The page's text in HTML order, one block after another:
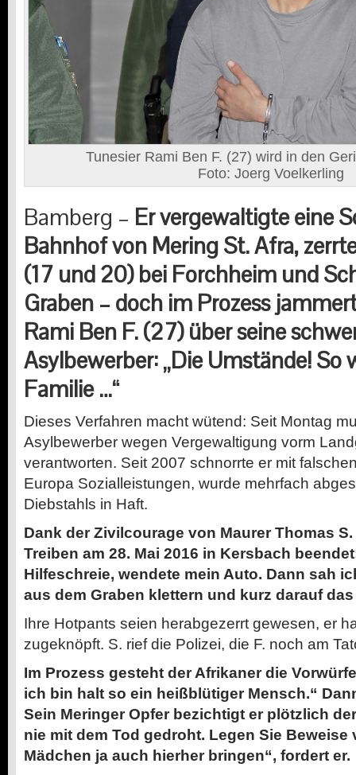
Tunesier Rami Ben F. (27) wird in den
Foto: Joerg Voelkerling
Bamberg – Er vergewaltigte eine
Bahnhof von Mering St. Afra,
(17 und 20) bei Forchheim und
Graben – doch im Prozess
Rami Ben F. (27) über seine
Asylbewerber: „Die Umstände! So
Familie …“
Dieses Verfahren macht wütend: Seit Montag
Asylbewerber wegen Vergewaltigung vorm
verantworten. Seit 2007 schnorrte er mit
Europa Sozialleistungen, wurde mehrfach
Diebstahls in Haft.
Dank der Zivilcourage von Maurer Thomas
Treiben am 28. Mai 2016 in Kersbach
Hilfeschreie, wendete mein Auto. Dann sah
aus dem Graben klettern und kurz darauf
Ihre Hotpants seien herabgezerrt gewesen, er
zugeknöpft. S. rief die Polizei, die F. noch am
Im Prozess gesteht der Afrikaner die
ich bin halt so ein heißblütiger Mensch.“
Sein Meringer Opfer bezichtigt er plötzlich
nie mit dem Tod gedroht. Legen Sie Beweise
Mädchen ja auch hierher bringen“, fordert er.